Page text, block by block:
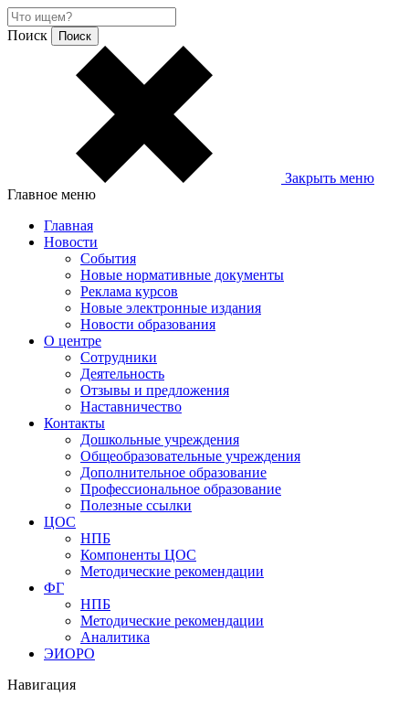
Поиск
Закрыть меню
Главное меню
Главная
Новости
События
Новые нормативные документы
Реклама курсов
Новые электронные издания
Новости образования
О центре
Сотрудники
Деятельность
Отзывы и предложения
Наставничество
Контакты
Дошкольные учреждения
Общеобразовательные учреждения
Дополнительное образование
Профессиональное образование
Полезные ссылки
ЦОС
НПБ
Компоненты ЦОС
Методические рекомендации
ФГ
НПБ
Методические рекомендации
Аналитика
ЭИОРО
Навигация